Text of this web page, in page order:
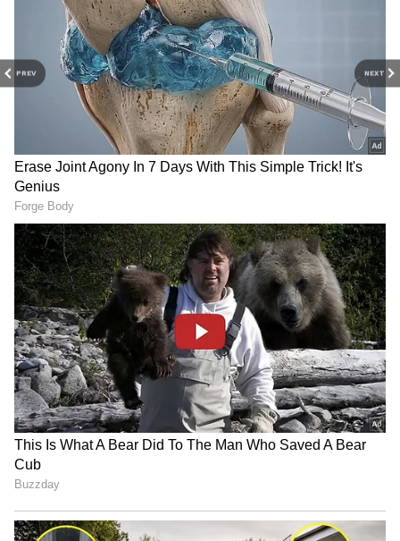
PREV NEXT
Image Credit :X
விராலிமலையில் த்ரிஷா?
பின்னணியில் இருக்கும் ‘டீல்’!
கடந்த சில நாட்களாகவே, தளபதி
விஜய்யின் தவெக கட்சியில் முக்கிய
சினிமா முகங்கள் இணையப் போவதாகப்
பேச்சுகள் அடிபட்டன. அதில்
முதன்மையானவராக நடிகை த்ரிஷாவின்
பெயர் அடிபட்டது. தற்போதைய
தகவல்களின்படி, விராலிமலை தொகுதி
இடைத்தேர்தலில் த்ரிஷாவை தவெக
வேட்பாளராகக் களம் இறக்க விஜய் தரப்பு
திட்டமிட்டுள்ளதாகக் கூறப்படுகிறது.
செல்வாக்குக் கொண்ட முன்னாள் அதிமுக